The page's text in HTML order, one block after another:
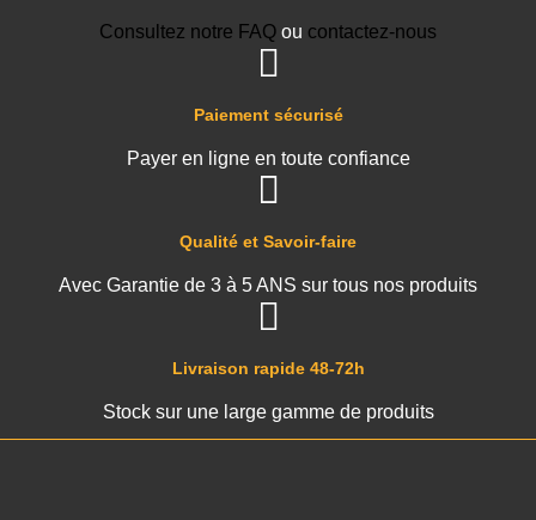
Livraison rapide 48-72h
Stock sur une large gamme de produits
Qualité et Savoir-faire
Avec Garantie de 3 à 5 ANS sur tous nos produits
Paiement sécurisé
Payer en ligne en toute confiance
Consultez notre FAQ ou contactez-nous